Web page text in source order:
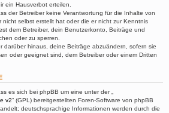
ein Hausverbot erteilen.
der Betreiber keine Verantwortung für die Inhalte von
nicht selbst erstellt hat oder die er nicht zur Kenntnis
dem Betreiber, dein Benutzerkonto, Beiträge und
oder zu sperren.
darüber hinaus, deine Beiträge abzuändern, sofern sie
oder geeignet sind, dem Betreiber oder einem Dritten
es sich bei phpBB um eine unter der „
v2“ (GPL) bereitgestellten Foren-Software von phpBB
deutschsprachige Informationen werden durch die